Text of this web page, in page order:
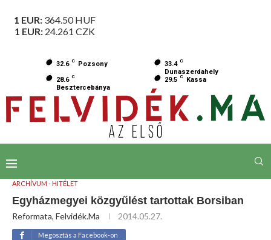
1 EUR: 364.50HUF
1 EUR: 24.261 CZK
32.6 C Pozsony 33.4 C
Dunaszerdahely
28.6 C
Besztercebánya
29.5 C Kassa
ARCHÍVUM - HITÉLET
Egyházmegyei közgyűlést tartottak Borsiban
Reformata, Felvidék.ma 2014.05.27.
Megosztás a Facebook-on